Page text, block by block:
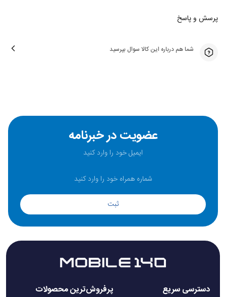
پرسش و پاسخ
شما هم درباره این کالا سوال بپرسید
عضویت در خبرنامه
ثبت
دسترسی سریع پرفروش‌ترین محصولات